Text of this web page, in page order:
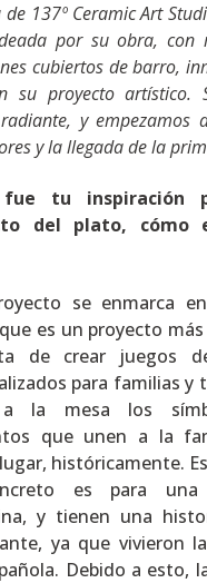
137º Ceramic Art
por su obra, con
cubiertos de barro,
su proyecto artístico.
y empezamos
y la llegada de la
fue tu inspiración
del plato, cómo
se enmarca
que es un proyecto
de crear juegos
para familias y
a la mesa los
que unen a la
históricamente.
es para una
y tienen una
ya que vivieron
Debido a esto,